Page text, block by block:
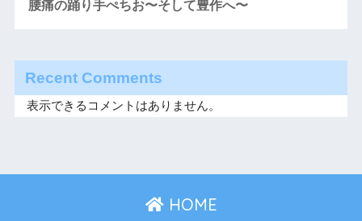
腰痛の踊り手ぺちお〜そして豊作へ〜
Recent Comments
表示できるコメントはありません。
HOME